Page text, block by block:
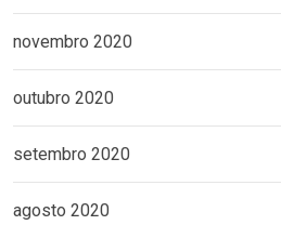
novembro 2020
outubro 2020
setembro 2020
agosto 2020